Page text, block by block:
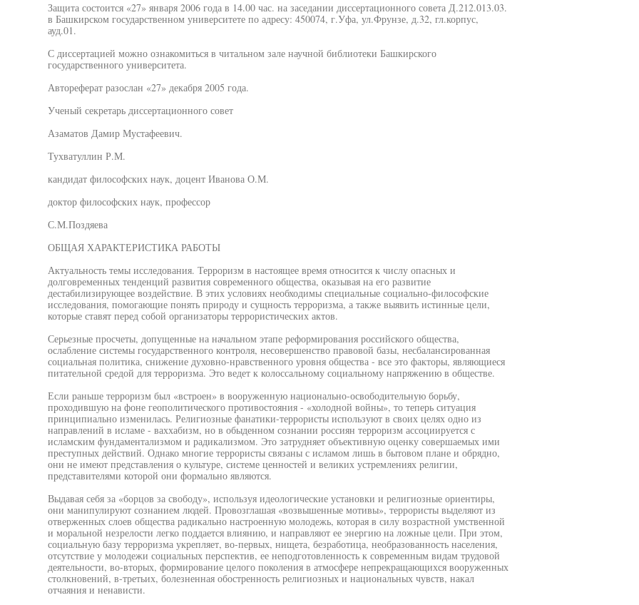
Защита состоится «27» января 2006 года в 14.00 час. на заседании диссертационного совета Д.212.013.03.
в Башкирском государственном университете по адресу: 450074, г.Уфа, ул.Фрунзе, д.32, гл.корпус,
ауд.01.
С диссертацией можно ознакомиться в читальном зале научной библиотеки Башкирского
государственного университета.
Автореферат разослан «27» декабря 2005 года.
Ученый секретарь диссертационного совет
Азаматов Дамир Мустафеевич.
Тухватуллин Р.М.
кандидат философских наук, доцент Иванова О.М.
доктор философских наук, профессор
С.М.Поздяева
ОБЩАЯ ХАРАКТЕРИСТИКА РАБОТЫ
Актуальность темы исследования. Терроризм в настоящее время относится к числу опасных и
долговременных тенденций развития современного общества, оказывая на его развитие
дестабилизирующее воздействие. В этих условиях необходимы специальные социально-философские
исследования, помогающие понять природу и сущность терроризма, а также выявить истинные цели,
которые ставят перед собой организаторы террористических актов.
Серьезные просчеты, допущенные на начальном этапе реформирования российского общества,
ослабление системы государственного контроля, несовершенство правовой базы, несбалансированная
социальная политика, снижение духовно-нравственного уровня общества - все это факторы, являющиеся
питательной средой для терроризма. Это ведет к колоссальному социальному напряжению в обществе.
Если раньше терроризм был «встроен» в вооруженную национально-освободительную борьбу,
проходившую на фоне геополитического противостояния - «холодной войны», то теперь ситуация
принципиально изменилась. Религиозные фанатики-террористы используют в своих целях одно из
направлений в исламе - ваххабизм, но в обыденном сознании россиян терроризм ассоциируется с
исламским фундаментализмом и радикализмом. Это затрудняет объективную оценку совершаемых ими
преступных действий. Однако многие террористы связаны с исламом лишь в бытовом плане и обрядно,
они не имеют представления о культуре, системе ценностей и великих устремлениях религии,
представителями которой они формально являются.
Выдавая себя за «борцов за свободу», используя идеологические установки и религиозные ориентиры,
они манипулируют сознанием людей. Провозглашая «возвышенные мотивы», террористы выделяют из
отверженных слоев общества радикально настроенную молодежь, которая в силу возрастной умственной
и моральной незрелости легко поддается влиянию, и направляют ее энергию на ложные цели. При этом,
социальную базу терроризма укрепляет, во-первых, нищета, безработица, необразованность населения,
отсутствие у молодежи социальных перспектив, ее неподготовленность к современным видам трудовой
деятельности, во-вторых, формирование целого поколения в атмосфере непрекращающихся вооруженных
столкновений, в-третьих, болезненная обостренность религиозных и национальных чувств, накал
отчаяния и ненависти.